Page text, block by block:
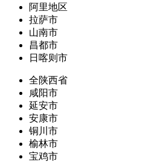
阿里地区
拉萨市
山南市
昌都市
日喀则市
全陕西省
咸阳市
延安市
安康市
铜川市
榆林市
宝鸡市